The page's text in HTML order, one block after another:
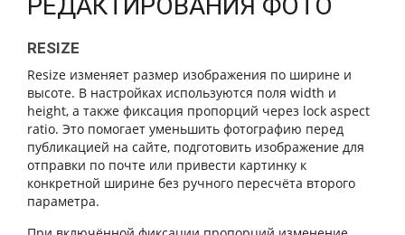
РЕДАКТИРОВАНИЯ ФОТО
RESIZE
Resize изменяет размер изображения по ширине и
высоте. В настройках используются поля width и
height, а также фиксация пропорций через lock aspect
ratio. Это помогает уменьшить фотографию перед
публикацией на сайте, подготовить изображение для
отправки по почте или привести картинку к
конкретной ширине без ручного пересчёта второго
параметра.